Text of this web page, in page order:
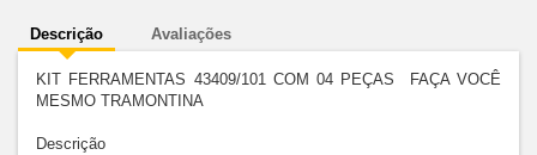
Descrição Avaliações
KIT FERRAMENTAS 43409/101 COM 04 PEÇAS  FAÇA VOCÊ
MESMO TRAMONTINA
Descrição